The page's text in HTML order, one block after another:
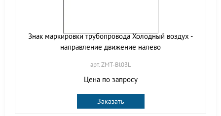
Знак маркировки трубопровода Холодный воздух -
направление движение налево
арт. ZMT-Bl03L
Цена по запросу
Заказать